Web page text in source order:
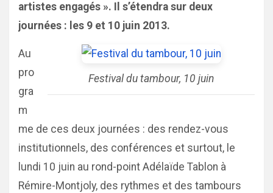
artistes engagés ». Il s’étendra sur deux
journées : les 9 et 10 juin 2013.
Festival du tambour, 10 juin
Au
pro
gra
m
me de ces deux journées : des rendez-vous
institutionnels, des conférences et surtout, le
lundi 10 juin au rond-point Adélaïde Tablon à
Rémire-Montjoly, des rythmes et des tambours